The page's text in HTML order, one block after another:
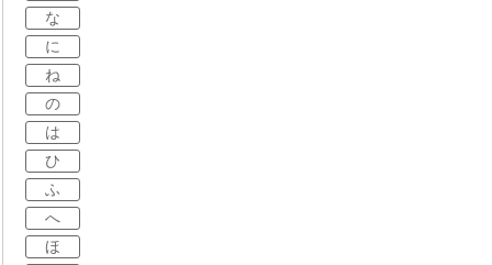
な
に
ね
の
は
ひ
ふ
へ
ほ